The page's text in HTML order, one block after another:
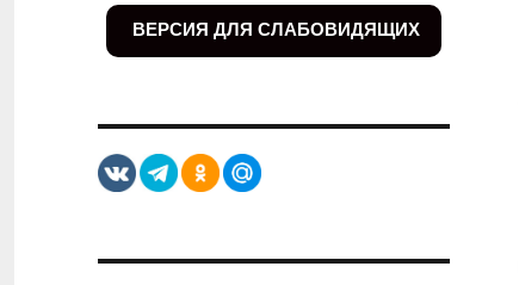
ВЕРСИЯ ДЛЯ СЛАБОВИДЯЩИХ